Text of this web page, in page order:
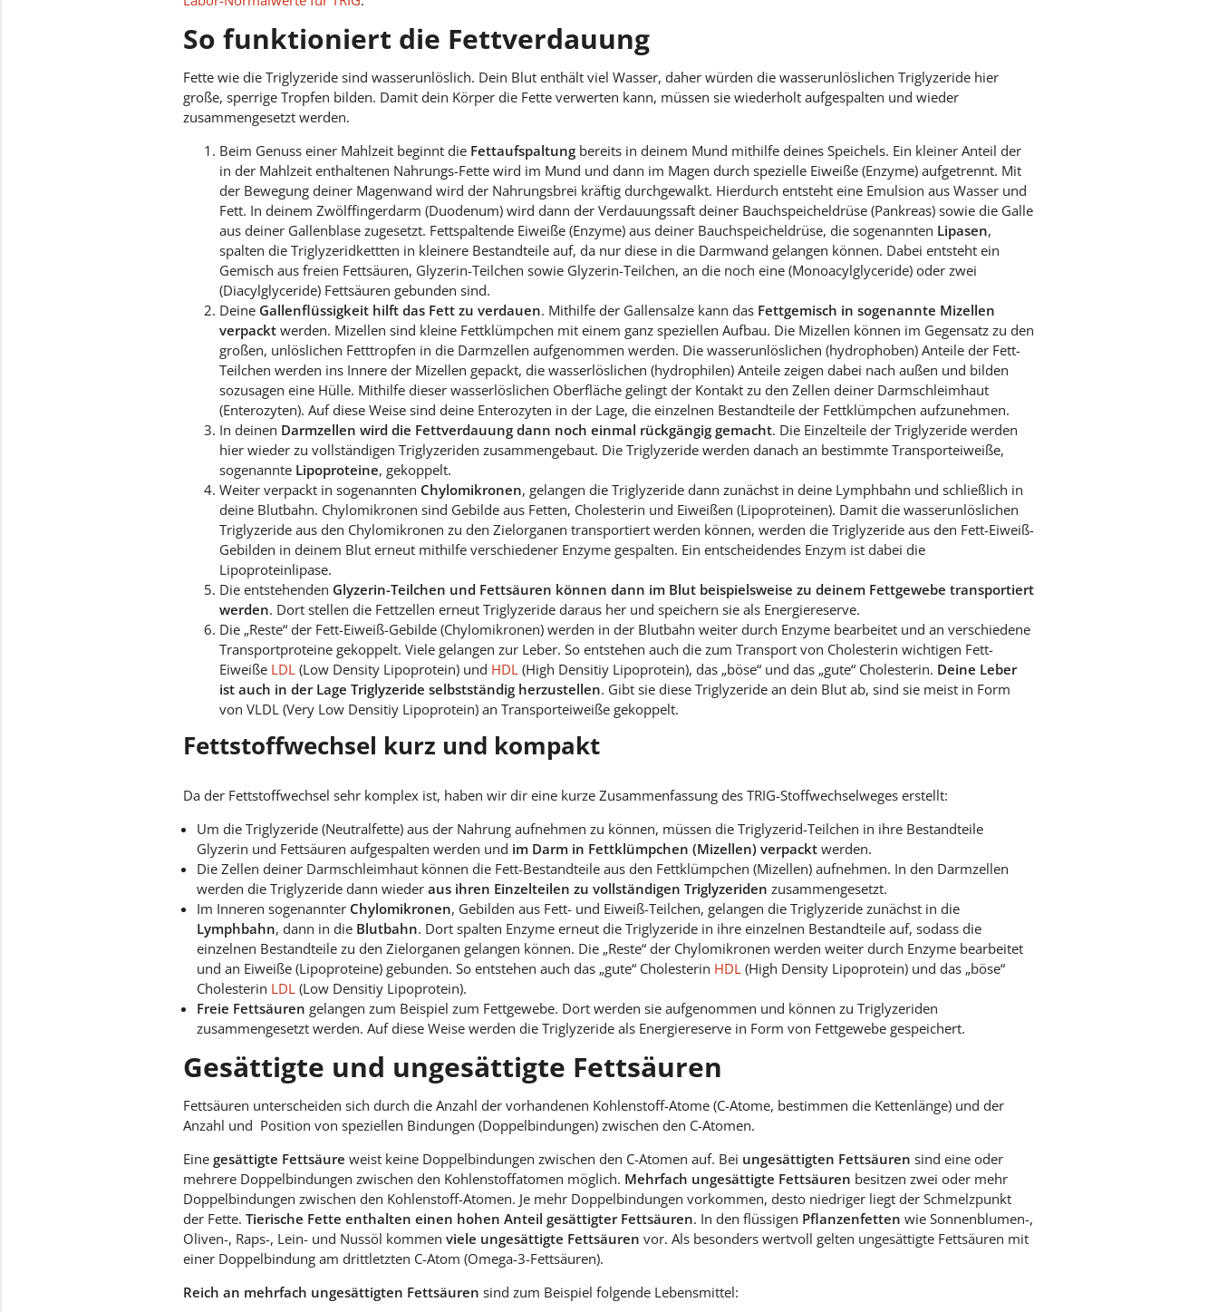
So funktioniert die Fettverdauung
Fette wie die Triglyzeride sind wasserunlöslich. Dein Blut enthält viel Wasser, daher würden die wasserunlöslichen Triglyzeride hier
große, sperrige Tropfen bilden. Damit dein Körper die Fette verwerten kann, müssen sie wiederholt aufgespalten und wieder
zusammengesetzt werden.
Beim Genuss einer Mahlzeit beginnt die Fettaufspaltungbereits in deinem Mund mithilfe deines Speichels. Ein kleiner Anteil der
in der Mahlzeit enthaltenen Nahrungs-Fette wird im Mund und dann im Magen durch spezielle Eiweiße (Enzyme) aufgetrennt. Mit
der Bewegung deiner Magenwand wird der Nahrungsbrei kräftig durchgewalkt. Hierdurch entsteht eine Emulsion aus Wasser und
Fett. In deinem Zwölffingerdarm (Duodenum) wird dann der Verdauungssaft deiner Bauchspeicheldrüse (Pankreas) sowie die Galle
aus deiner Gallenblase zugesetzt. Fettspaltende Eiweiße (Enzyme) aus deiner Bauchspeicheldrüse, die sogenannten Lipasen,
spalten die Triglyzeridkettten in kleinere Bestandteile auf, da nur diese in die Darmwand gelangen können. Dabei entsteht ein
Gemisch aus freien Fettsäuren, Glyzerin-Teilchen sowie Glyzerin-Teilchen, an die noch eine (Monoacylglyceride) oder zwei
(Diacylglyceride) Fettsäuren gebunden sind.
Deine Gallenflüssigkeit hilft das Fett zu verdauen. Mithilfe der Gallensalze kann das Fettgemisch in sogenannte Mizellen
verpacktwerden. Mizellen sind kleine Fettklümpchen mit einem ganz speziellen Aufbau. Die Mizellen können im Gegensatz zu den
großen, unlöslichen Fetttropfen in die Darmzellen aufgenommen werden. Die wasserunlöslichen (hydrophoben) Anteile der Fett-
Teilchen werden ins Innere der Mizellen gepackt, die wasserlöslichen (hydrophilen) Anteile zeigen dabei nach außen und bilden
sozusagen eine Hülle. Mithilfe dieser wasserlöslichen Oberfläche gelingt der Kontakt zu den Zellen deiner Darmschleimhaut
(Enterozyten). Auf diese Weise sind deine Enterozyten in der Lage, die einzelnen Bestandteile der Fettklümpchen aufzunehmen.
In deinen Darmzellen wird die Fettverdauung dann noch einmal rückgängig gemacht. Die Einzelteile der Triglyzeride werden
hier wieder zu vollständigen Triglyzeriden zusammengebaut. Die Triglyzeride werden danach an bestimmte Transporteiweiße,
sogenannte Lipoproteine, gekoppelt.
Weiter verpackt in sogenannten Chylomikronen, gelangen die Triglyzeride dann zunächst in deine Lymphbahn und schließlich in
deine Blutbahn. Chylomikronen sind Gebilde aus Fetten, Cholesterin und Eiweißen (Lipoproteinen). Damit die wasserunlöslichen
Triglyzeride aus den Chylomikronen zu den Zielorganen transportiert werden können, werden die Triglyzeride aus den Fett-Eiweiß-
Gebilden in deinem Blut erneut mithilfe verschiedener Enzyme gespalten. Ein entscheidendes Enzym ist dabei die
Lipoproteinlipase.
Die entstehenden Glyzerin-Teilchen und Fettsäuren können dann im Blut beispielsweise zu deinem Fettgewebe transportiert
werden. Dort stellen die Fettzellen erneut Triglyzeride daraus her und speichern sie als Energiereserve.
Die „Reste“ der Fett-Eiweiß-Gebilde (Chylomikronen) werden in der Blutbahn weiter durch Enzyme bearbeitet und an verschiedene
Transportproteine gekoppelt. Viele gelangen zur Leber. So entstehen auch die zum Transport von Cholesterin wichtigen Fett-
Eiweiße LDL (Low Density Lipoprotein) und HDL (High Densitiy Lipoprotein), das „böse“ und das „gute“ Cholesterin. Deine Leber
ist auch in der Lage Triglyzeride selbstständig herzustellen. Gibt sie diese Triglyzeride an dein Blut ab, sind sie meist in Form
von VLDL (Very Low Densitiy Lipoprotein) an Transporteiweiße gekoppelt.
Fettstoffwechsel kurz und kompakt
Da der Fettstoffwechsel sehr komplex ist, haben wir dir eine kurze Zusammenfassung des TRIG-Stoffwechselweges erstellt:
Um die Triglyzeride (Neutralfette) aus der Nahrung aufnehmen zu können, müssen die Triglyzerid-Teilchen in ihre Bestandteile
Glyzerin und Fettsäuren aufgespalten werden und im Darm in Fettklümpchen (Mizellen) verpacktwerden.
Die Zellen deiner Darmschleimhaut können die Fett-Bestandteile aus den Fettklümpchen (Mizellen) aufnehmen. In den Darmzellen
werden die Triglyzeride dann wieder aus ihren Einzelteilen zu vollständigen Triglyzeriden zusammengesetzt.
Im Inneren sogenannter Chylomikronen, Gebilden aus Fett- und Eiweiß-Teilchen, gelangen die Triglyzeride zunächst in die
Lymphbahn, dann in die Blutbahn. Dort spalten Enzyme erneut die Triglyzeride in ihre einzelnen Bestandteile auf, sodass die
einzelnen Bestandteile zu den Zielorganen gelangen können. Die „Reste“ der Chylomikronen werden weiter durch Enzyme bearbeitet
und an Eiweiße (Lipoproteine) gebunden. So entstehen auch das „gute“ Cholesterin HDL (High Density Lipoprotein) und das „böse“
Cholesterin LDL (Low Densitiy Lipoprotein).
Freie Fettsäuren gelangen zum Beispiel zum Fettgewebe. Dort werden sie aufgenommen und können zu Triglyzeriden
zusammengesetzt werden. Auf diese Weise werden die Triglyzeride als Energiereserve in Form von Fettgewebe gespeichert.
Gesättigte und ungesättigte Fettsäuren
Fettsäuren unterscheiden sich durch die Anzahl der vorhandenen Kohlenstoff-Atome (C-Atome, bestimmen die Kettenlänge) und der
Anzahl und Position von speziellen Bindungen (Doppelbindungen) zwischen den C-Atomen.
Eine gesättigte Fettsäure weist keine Doppelbindungen zwischen den C-Atomen auf. Bei ungesättigten Fettsäuren sind eine oder
mehrere Doppelbindungen zwischen den Kohlenstoffatomen möglich. Mehrfach ungesättigte Fettsäuren besitzen zwei oder mehr
Doppelbindungen zwischen den Kohlenstoff-Atomen. Je mehr Doppelbindungen vorkommen, desto niedriger liegt der Schmelzpunkt
der Fette. Tierische Fette enthalten einen hohen Anteil gesättigter Fettsäuren. In den flüssigen Pflanzenfetten wie Sonnenblumen-,
Oliven-, Raps-, Lein- und Nussöl kommen viele ungesättigte Fettsäuren vor. Als besonders wertvoll gelten ungesättigte Fettsäuren mit
einer Doppelbindung am drittletzten C-Atom (Omega-3-Fettsäuren).
Reich an mehrfach ungesättigten Fettsäuren sind zum Beispiel folgende Lebensmittel: